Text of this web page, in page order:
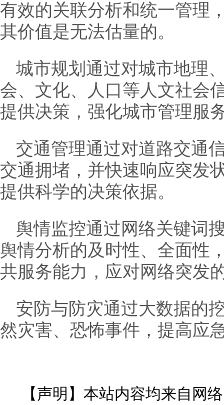
有效的关联分析和统一管理
其价值是无法估量的。
城市规划通过对城市地理
会、文化、人口等人文社会
提供决策，强化城市管理服
交通管理通过对道路交通
交通拥堵，并快速响应突发
提供科学的决策依据。
舆情监控通过网络关键词
舆情分析的及时性、全面性
共服务能力，应对网络突发
安防与防灾通过大数据的
然灾害、恐怖事件，提高应
【声明】本站内容均来自网